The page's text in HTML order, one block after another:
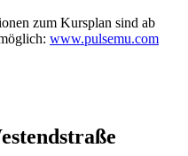
zum Kursplan sind ab
www.pulsemu.com